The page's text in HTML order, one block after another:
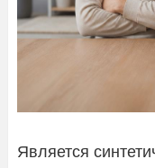
Является